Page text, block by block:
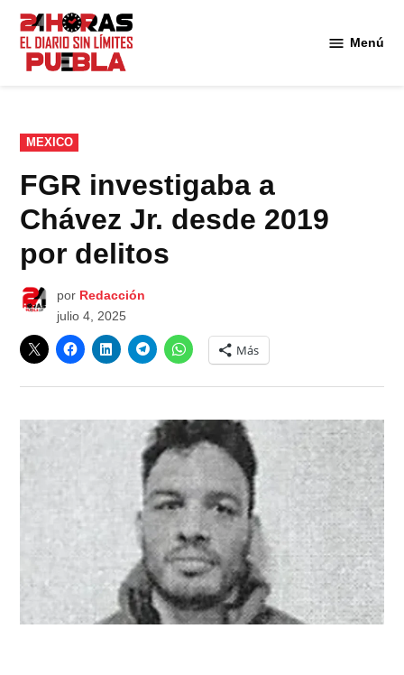
Saltar
contenido
Menú
PUBLICADO
EN
MEXICO
FGR investigaba a
Chávez Jr. desde 2019
por delitos
por Redacción
julio 4, 2025
Más